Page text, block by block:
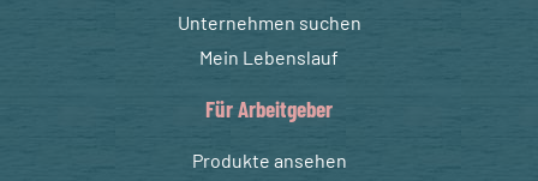
Unternehmen suchen
Mein Lebenslauf
Für Arbeitgeber
Produkte ansehen